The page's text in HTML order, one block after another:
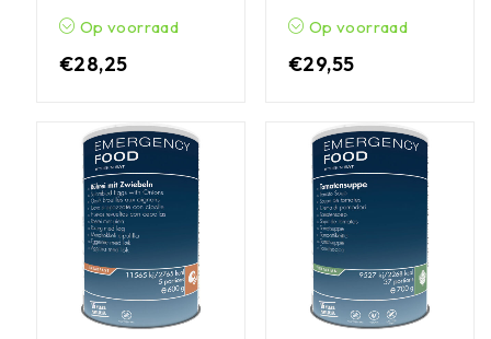
Op voorraad
€28,25
Op voorraad
€29,55